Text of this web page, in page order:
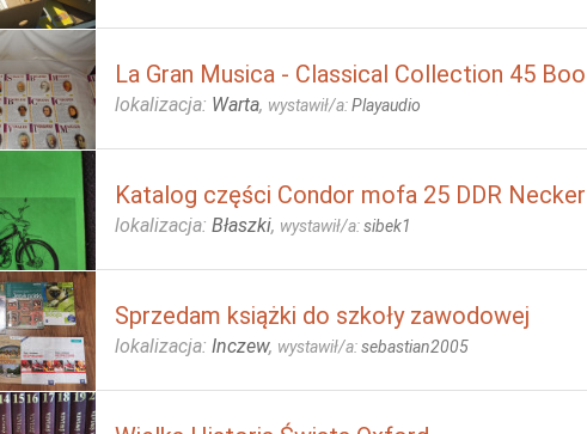
La Gran Musica - Classical Collection 45
lokalizacja: Warta, wystawił/a:Playaudio
Katalog części Condor mofa 25 DDR
lokalizacja: Błaszki, wystawił/a:sibek1
Sprzedam książki do szkoły zawodowej
lokalizacja: Inczew, wystawił/a:sebastian2005